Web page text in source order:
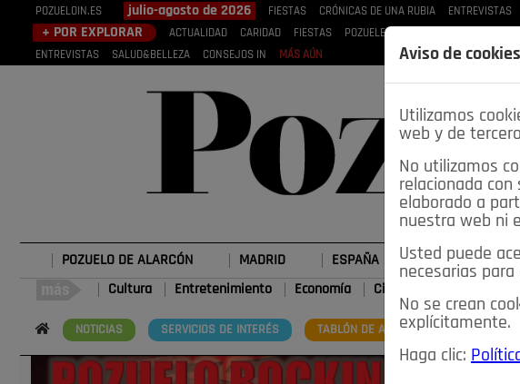
POZUELOIN.ES julio-agosto de 2026 FIESTAS CRÓNICAS DE UNA RUBIA ENTREVISTAS
+ POR EXPLORAR ACTUALIDAD CARIDAD FIESTAS POZUELEROS
ENTREVISTAS
SALUD&BELLEZA CONSEJOS IN MÁS AÚN
POZUELO DE ALARCÓN MADRID ESPAÑA DEPORTES
Cultura Entretenimiento Economía Ciencia&Tecnología
NOTICIAS SERVICIOS DE INTERÉS TABLÓN DE ANUNCIOS MIS
Aviso de
Utilizamos
web y de
No utilizamos
relacionada
elaborado a
nuestra web ni
Usted puede
necesarias
No se crean
explícitamente.
Haga clic: